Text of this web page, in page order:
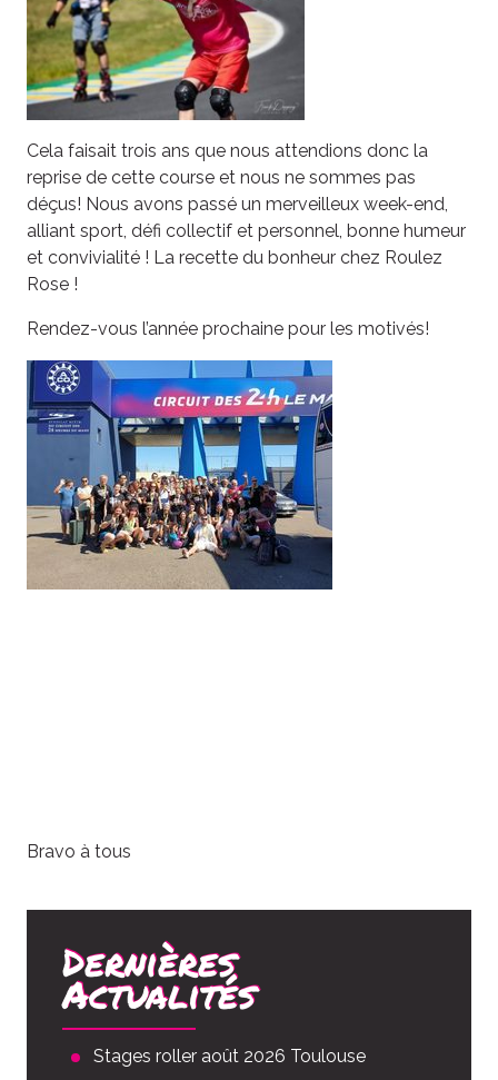
Cela faisait trois ans que nous attendions donc la
reprise de cette course et nous ne sommes pas
déçus! Nous avons passé un merveilleux week-end,
alliant sport, défi collectif et personnel, bonne humeur
et convivialité ! La recette du bonheur chez Roulez
Rose !
Rendez-vous l’année prochaine pour les motivés!
Bravo à tous
Dernières
Actualités
Stages roller août 2026 Toulouse